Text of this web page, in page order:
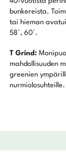
bunkereista.
tai hieman
58°, 60°.
T Grind:
mahdollisuuden
greenien